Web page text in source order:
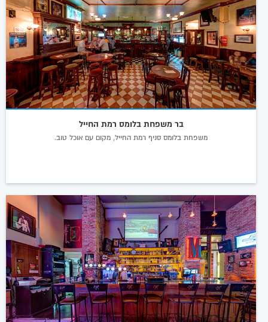
בר משפחת בלומס רמת החייל
משפחת בלומס סניף רמת החייל, מקום עם אוכל טוב.